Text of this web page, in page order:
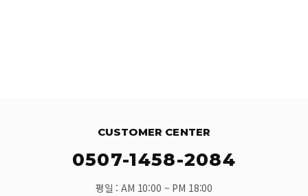
CUSTOMER CENTER
0507-1458-2084
평일 : AM 10:00 ~ PM 18:00